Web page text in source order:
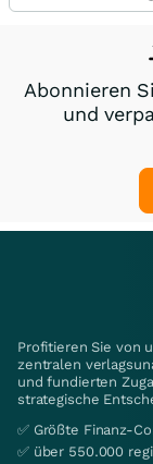
Abonnieren
und
Profitieren Sie von
zentralen
und fundierten
strategische
✅ Größte Finanz-
✅ über 550.000